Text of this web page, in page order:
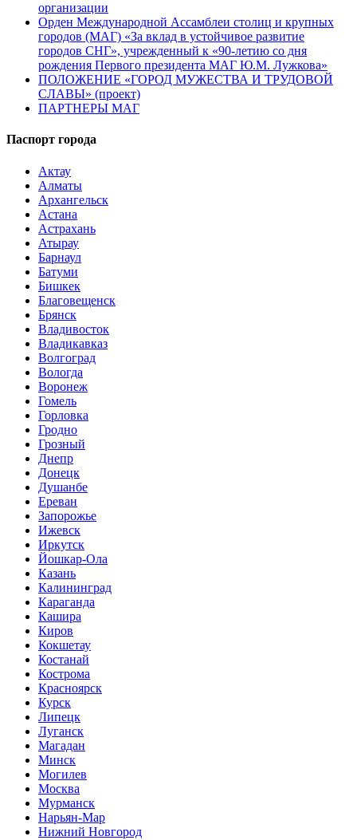
организации
Орден Международной Ассамблеи столиц и крупных
городов (МАГ) «За вклад в устойчивое развитие
городов СНГ», учрежденный к «90-летию со дня
рождения Первого президента МАГ Ю.М. Лужкова»
ПОЛОЖЕНИЕ «ГОРОД МУЖЕСТВА И ТРУДОВОЙ
СЛАВЫ» (проект)
ПАРТНЕРЫ МАГ
Паспорт города
Актау
Алматы
Архангельск
Астана
Астрахань
Атырау
Барнаул
Батуми
Бишкек
Благовещенск
Брянск
Владивосток
Владикавказ
Волгоград
Вологда
Воронеж
Гомель
Горловка
Гродно
Грозный
Днепр
Донецк
Душанбе
Ереван
Запорожье
Ижевск
Иркутск
Йошкар-Ола
Казань
Калининград
Караганда
Кашира
Киров
Кокшетау
Костанай
Кострома
Красноярск
Курск
Липецк
Луганск
Магадан
Минск
Могилев
Москва
Мурманск
Нарьян-Мар
Нижний Новгород